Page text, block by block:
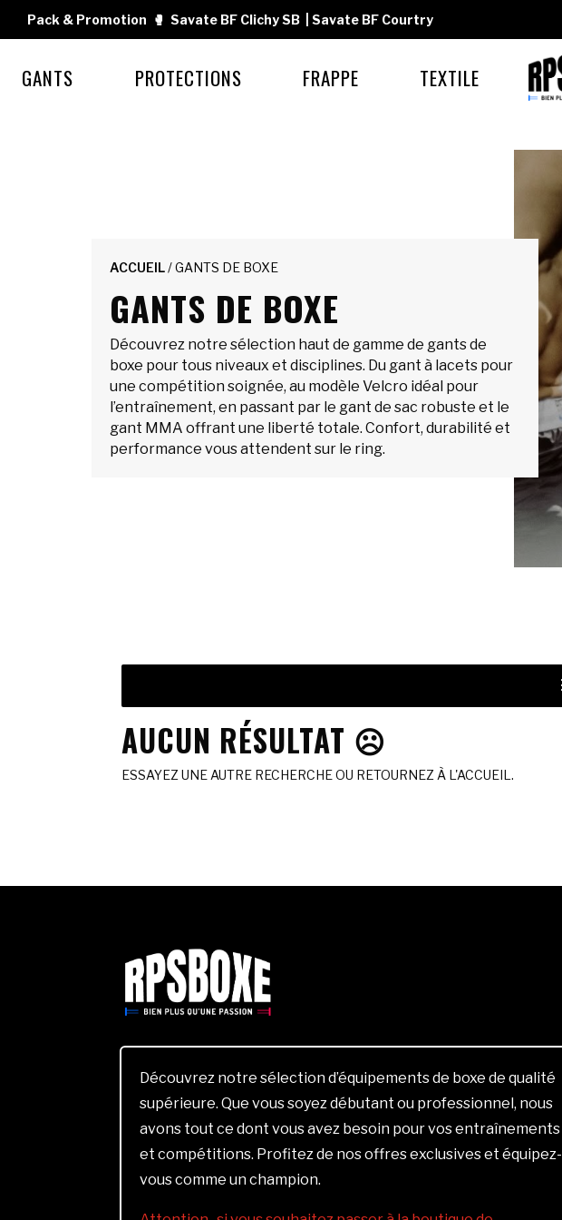
Pack & Promotion 🥊 Savate BF Clichy SB Savate BF Courtry
GANTS PROTECTIONS FRAPPE TEXTILE
ACCUEIL/ GANTS DE BOXE
GANTS DE BOXE
Découvrez notre sélection haut de gamme de gants de
boxe pour tous niveaux et disciplines. Du gant à lacets pour
une compétition soignée, au modèle Velcro idéal pour
l’entraînement, en passant par le gant de sac robuste et le
gant MMA offrant une liberté totale. Confort, durabilité et
performance vous attendent sur le ring.
AUCUN RÉSULTAT ☹️
ESSAYEZ UNE AUTRE RECHERCHE OU RETOURNEZ À L'ACCUEIL.
Découvrez notre sélection d’équipements de boxe de qualité
supérieure. Que vous soyez débutant ou professionnel, nous
avons tout ce dont vous avez besoin pour vos entraînements
et compétitions. Profitez de nos offres exclusives et équipez-
vous comme un champion.